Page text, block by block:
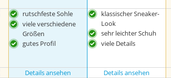
rutschfeste Sohle
viele verschiedene
Größen
gutes Profil
klassischer Sneaker-
Look
sehr leichter Schuh
viele Details
Details ansehen Details ansehen